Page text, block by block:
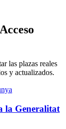
las plazas reales
y actualizados.
la Generalitat